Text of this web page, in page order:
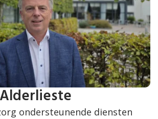
ondersteunende diensten